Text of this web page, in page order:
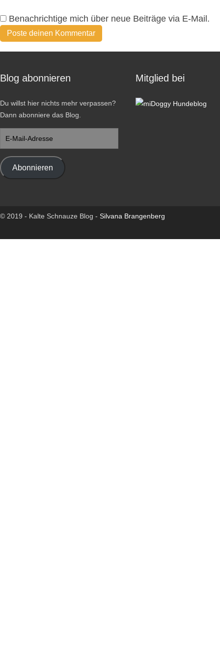
Benachrichtige mich über neue Beiträge via E-Mail.
Blog abonnieren
Du willst hier nichts mehr verpassen?
Dann abonniere das Blog.
Adresse
Abonnieren
Mitglied bei
© 2019 - Kalte Schnauze Blog - Silvana Brangenberg